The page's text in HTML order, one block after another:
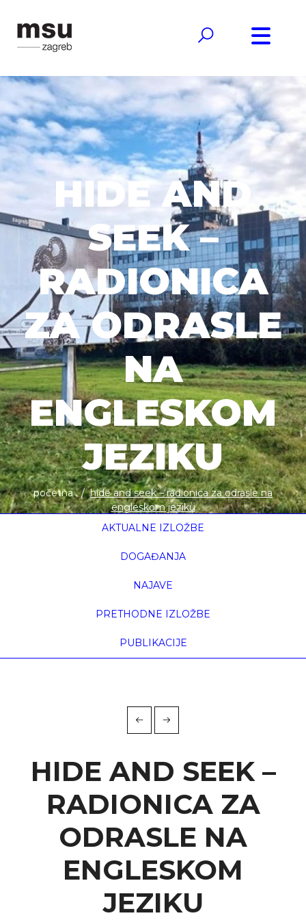
HIDE AND
SEEK –
RADIONICA
ZA ODRASLE
NA
ENGLESKOM
JEZIKU
početna
hide and seek – radionica za odrasle na
engleskom jeziku
AKTUALNE IZLOŽBE
DOGAĐANJA
NAJAVE
PRETHODNE IZLOŽBE
PUBLIKACIJE
HIDE AND SEEK –
RADIONICA ZA
ODRASLE NA
ENGLESKOM
JEZIKU